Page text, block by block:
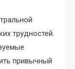
трудностей.
привычный